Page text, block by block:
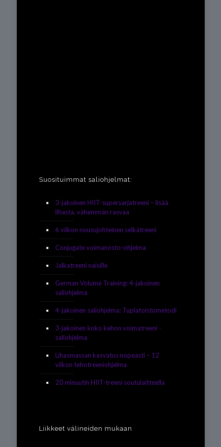
Suosituimmat saliohjelmat:
3-jakoinen HIIT-supersarjatreeni – lisää
lihasta, vähemmän rasvaa
6 viikon nousujohteinen selkätreeni
Conjugate voimanosto-ohjelma
Jalkatreeni naisille
German Volume Training: 4-jakoinen
saliohjelma
4-jakoinen saliohjelma: Tuplatoistometodi
3-jakoinen koko kehon voimatreeni -
saliohjelma
Lihasmassan kasvatus nopeasti – 12
viikon tehotreeniohjelma
20 minuutin HIIT-treeni soutulaitteella
Liikkeet välineiden mukaan